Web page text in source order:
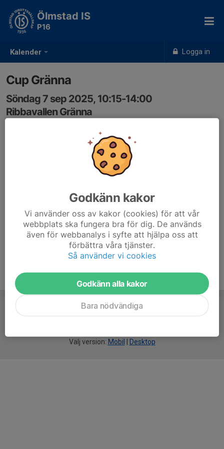
Kalender Logga in
Ölmstad IS
P16
Cup Gränna
Söndag 7 sep 2025, 10:15-14:00
Ribbavallen Gränna
Samling: 09:30, Ribbahallen
Dax för cup. 2 lag anmälda så in och anmäl er😃
Välj version: Mobil Desktop
Godkänn kakor
Vi använder oss av kakor (cookies) för att vår
webbplats ska fungera bra för dig. De används
även för webbanalys i syfte att hjälpa oss att
förbättra våra tjänster.
Så använder vi cookies
Godkänn alla kakor
Bara nödvändiga